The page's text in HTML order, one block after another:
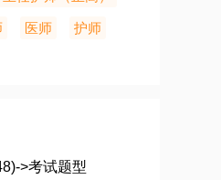
医师 护师
>考试题型